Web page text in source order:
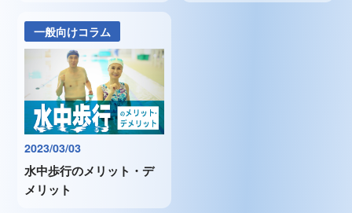
一般向けコラム
2023/03/03
水中歩行のメリット・デ
メリット